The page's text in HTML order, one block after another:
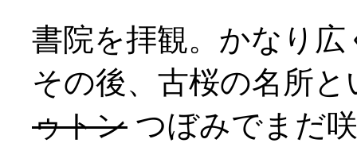
書院を拝観。かなり
その後、古桜の名所
ゥトン つぼみでまだ